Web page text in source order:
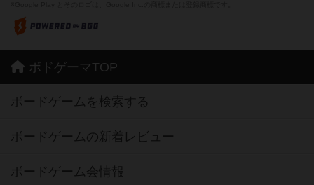
ボドゲーマTOP
ボードゲームを検索する
ボードゲームの新着レビュー
ボードゲーム会情報